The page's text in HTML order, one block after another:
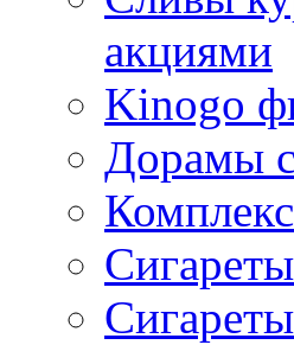
акциями
Kinogo
Дорамы